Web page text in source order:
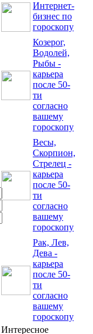
Интернет-
бизнес по
гороскопу
Козерог,
Водолей,
Рыбы -
карьера
после 50-
ти
согласно
вашему
гороскопу
Весы,
Скорпион,
Стрелец -
карьера
после 50-
ти
согласно
вашему
гороскопу
Рак, Лев,
Дева -
карьера
после 50-
ти
согласно
вашему
гороскопу
Интересное